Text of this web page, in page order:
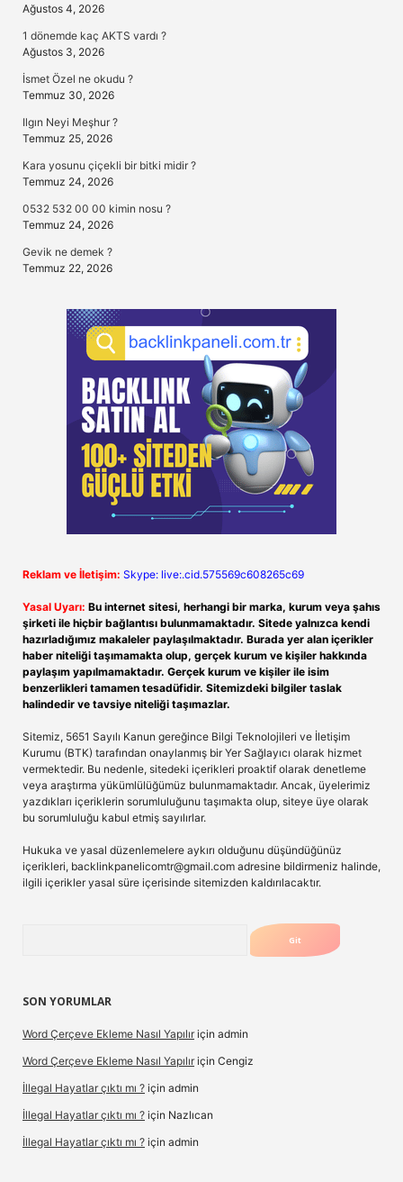
Ağustos 4, 2026
1 dönemde kaç AKTS vardı ?
Ağustos 3, 2026
İsmet Özel ne okudu ?
Temmuz 30, 2026
Ilgın Neyi Meşhur ?
Temmuz 25, 2026
Kara yosunu çiçekli bir bitki midir ?
Temmuz 24, 2026
0532 532 00 00 kimin nosu ?
Temmuz 24, 2026
Gevik ne demek ?
Temmuz 22, 2026
Reklam ve İletişim: Skype: live:.cid.575569c608265c69
Yasal Uyarı: Bu internet sitesi, herhangi bir marka, kurum veya şahıs
şirketi ile hiçbir bağlantısı bulunmamaktadır. Sitede yalnızca kendi
hazırladığımız makaleler paylaşılmaktadır. Burada yer alan içerikler
haber niteliği taşımamakta olup, gerçek kurum ve kişiler hakkında
paylaşım yapılmamaktadır. Gerçek kurum ve kişiler ile isim
benzerlikleri tamamen tesadüfidir. Sitemizdeki bilgiler taslak
halindedir ve tavsiye niteliği taşımazlar.
Sitemiz, 5651 Sayılı Kanun gereğince Bilgi Teknolojileri ve İletişim
Kurumu (BTK) tarafından onaylanmış bir Yer Sağlayıcı olarak hizmet
vermektedir. Bu nedenle, sitedeki içerikleri proaktif olarak denetleme
veya araştırma yükümlülüğümüz bulunmamaktadır. Ancak, üyelerimiz
yazdıkları içeriklerin sorumluluğunu taşımakta olup, siteye üye olarak
bu sorumluluğu kabul etmiş sayılırlar.
Hukuka ve yasal düzenlemelere aykırı olduğunu düşündüğünüz
içerikleri, backlinkpanelicomtr@gmail.com adresine bildirmeniz halinde,
ilgili içerikler yasal süre içerisinde sitemizden kaldırılacaktır.
SON YORUMLAR
Word Çerçeve Ekleme Nasıl Yapılır için admin
Word Çerçeve Ekleme Nasıl Yapılır için Cengiz
İllegal Hayatlar çıktı mı ? için admin
İllegal Hayatlar çıktı mı ? için Nazlıcan
İllegal Hayatlar çıktı mı ? için admin